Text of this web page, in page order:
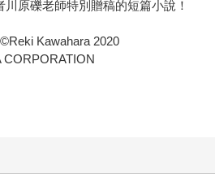
川原礫老師特別贈稿的短篇小說！
Kawahara 2020
CORPORATION